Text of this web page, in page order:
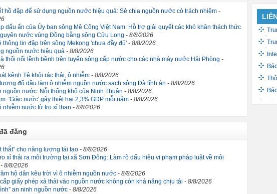
hồ đập để sử dụng nguồn nước hiệu quả: Sẻ chia nguồn nước có trách nhiệm -
dấu ấn của Ủy ban sông Mê Công Việt Nam: Hỗ trợ giải quyết các khó khăn thách thức
nước vùng Đồng bằng sông Cửu Long - 8/8/2026
thông tin đập trên sông Mekong 'chưa đầy đủ' - 8/8/2026
nguồn nước hiệu quả - 8/8/2026
thối nổi lềnh bềnh trên tuyến sông cấp nước cho các nhà máy nước Hải Phòng -
kênh Tẻ khỏi rác thải, ô nhiễm - 8/8/2026
đổ dầu làm ô nhiễm nguồn nước sạch sông Đà lĩnh án - 8/8/2026
nguồn nước: Nỗi thống khổ của Ninh Thuận - 8/8/2026
'Giặc nước' gây thiệt hại 2,3% GDP mỗi năm - 8/8/2026
nhiễm nước từ tro xỉ than - 8/8/2026
đăng
thắt” cho năng lượng tái tạo - 8/8/2026
xỉ thải ra môi trường tại xã Sơn Đông: Làm rõ dấu hiệu vi phạm pháp luật về môi
- 8/8/2026
hộ dân kêu trời vì ô nhiễm nguồn nước - 8/8/2026
giấy phép xả thải vào nguồn nước không còn khả năng chịu tải - 8/8/2026
an ninh nguồn nước - 8/8/2026
triển
triển